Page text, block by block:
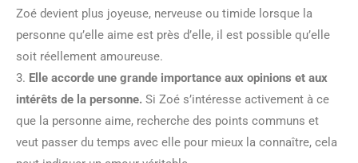
Zoé devient plus joyeuse, nerveuse ou timide lorsque la
personne qu’elle aime est près d’elle, il est possible qu’elle
soit réellement amoureuse.
3. Elle accorde une grande importance aux opinions et aux
intérêts de la personne. Si Zoé s’intéresse activement à ce
que la personne aime, recherche des points communs et
veut passer du temps avec elle pour mieux la connaître, cela